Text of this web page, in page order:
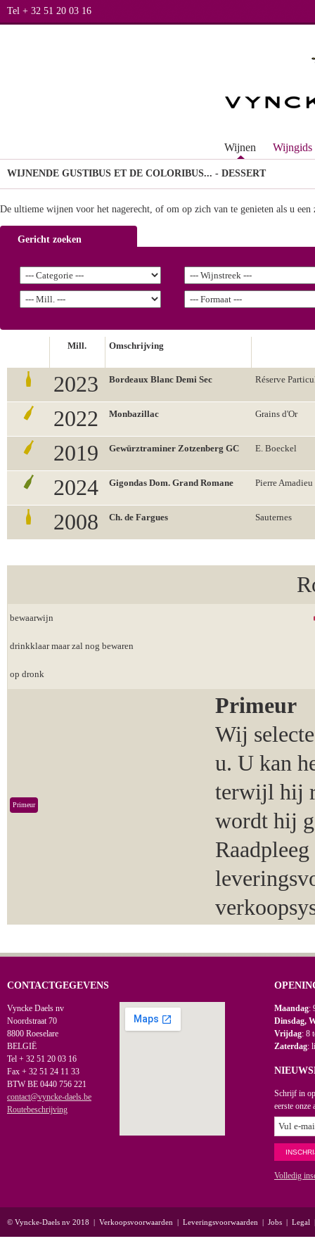
Tel + 32 51 20 03 16
Wijnen Wijngids
WIJNENDE GUSTIBUS ET DE COLORIBUS... - DESSERT
De ultieme wijnen voor het nagerecht, of om op zich van te genieten als u een
Gericht zoeken
Mill. Omschrijving
2023 Bordeaux Blanc Demi Sec Réserve
2022 Monbazillac Grains d'Or
2019 Gewürztraminer Zotzenberg GC E. Boeckel
2024 Gigondas Dom. Grand Romane Pierre Amadieu
2008 Ch. de Fargues Sauternes
bewaarwijn
drinkklaar maar zal nog bewaren
op dronk
Primeur
Primeur
Wij
u. U kan
terwijl hij
wordt hij
CONTACTGEGEVENS
Vyncke Daels nv
Noordstraat 70
8800 Roeselare
BELGIË
Tel + 32 51 20 03 16
Fax + 32 51 24 11 33
BTW BE 0440 756 221
contact@vyncke-daels.be
Routebeschrijving
Maandag:
Dinsdag,
Vrijdag: 8
Zaterdag:
Schrijf in
eerste onze
Volledig
© Vyncke-Daels nv 2018 | Verkoopsvoorwaarden | Leveringsvoorwaarden | Jobs | Legal